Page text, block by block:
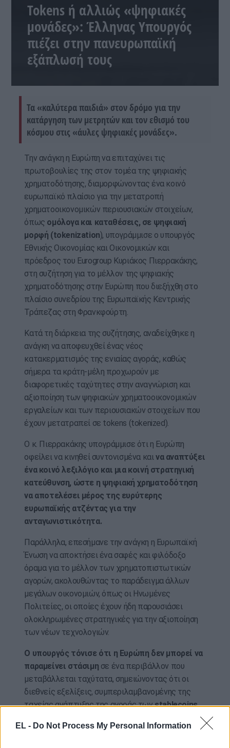
EL - Do Not Process My Personal Information
Tokens ή αλλιώς «ψηφιακές
μονάδες»: Έλληνας Υπουργός
πιέζει στην πανευρωπαϊκή
εξάπλωσή τους
Τα «καλύτερα παιδιά» στον δρόμο για την
κατάργηση των μετρητών και τον εθισμό του
κόσμου στις «άυλες ψηφιακές μονάδες».
Την ανάγκη η Ευρώπη να επιταχύνει τις
πρωτοβουλίες της στον τομέα της ψηφιακής
χρηματοδότησης, διαμορφώνοντας ένα κοινό
ευρωπαϊκό πλαίσιο για την μετατροπή
χρηματοοικονομικών περιουσιακών στοιχείων,
όπως ομόλογα και καταθέσεις, σε ψηφιακή
μορφή (tokenization), υπογράμμισε ο υπουργός
Εθνικής Οικονομίας και Οικονομικών και
πρόεδρος του Eurogroup Κυριάκος Πιερρακάκης,
στη συζήτηση για το μέλλον της ψηφιακής
χρηματοδότησης στην Ευρώπη που διεξήχθη στο
πλαίσιο συνεδρίου της Ευρωπαϊκής Κεντρικής
Τράπεζας στη Φρανκφούρτη.
Κατά τη διάρκεια της συζήτησης, αναδείχθηκε η
ανάγκη να αποφευχθεί ένας νέος
κατακερματισμός της ενιαίας αγοράς, καθώς
σήμερα τα κράτη-μέλη προχωρούν με
διαφορετικές ταχύτητες στην αναγνώριση και
αξιοποίηση των ψηφιακών χρηματοοικονομικών
εργαλείων και των περιουσιακών στοιχείων που
έχουν μετατραπεί σε tokens (tokenized).
Ο κ. Πιερρακάκης υπογράμμισε ότι η Ευρώπη
οφείλει να κινηθεί συντονισμένα καινα αναπτύξει
ένα κοινό λεξιλόγιο και μια κοινή στρατηγική
κατεύθυνση, ώστε η ψηφιακή χρηματοδότηση
να αποτελέσει μέρος της ευρύτερης
ευρωπαϊκής ατζέντας για την
ανταγωνιστικότητα.
Παράλληλα, επεσήμανε την ανάγκη η Ευρωπαϊκή
Ένωση να αποκτήσει ένα σαφές και φιλόδοξο
όραμα για το μέλλον των χρηματοπιστωτικών
αγορών, ακολουθώντας το παράδειγμα άλλων
μεγάλων οικονομιών, όπως οι Ηνωμένες
Πολιτείες, οι οποίες έχουν ήδη παρουσιάσει
ολοκληρωμένες στρατηγικές για την αξιοποίηση
των νέων τεχνολογιών.
Ο υπουργός τόνισε ότι η Ευρώπη δεν μπορεί να
παραμείνει στάσιμη σε ένα περιβάλλον που
μεταβάλλεται ταχύτατα, σημειώνοντας ότι οι
διεθνείς εξελίξεις, συμπεριλαμβανομένης της
ταχείας ανάπτυξης της αγοράς τωνstablecoins
στις Ηνωμένες Πολιτείες, καθιστούν επιτακτική
την ανάγκη επιτάχυνσης των ευρωπαϊκών